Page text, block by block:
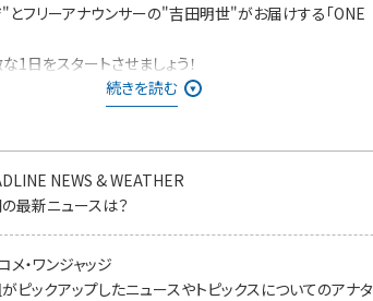
とフリーアナウンサーの"吉田明世"がお届けする「ONE
1日をスタートさせましょう！
アンケート＜ワンコメ・ワンジャッジ＞
HITS REQUEST」もHPから募集中！！
組オリジナルステッカーをプレゼントしています。
続きを読む
NEWS & WEATHER
最新ニュースは？
メ・ワンジャッジ
ピックアップしたニュースやトピックスについてのアナ